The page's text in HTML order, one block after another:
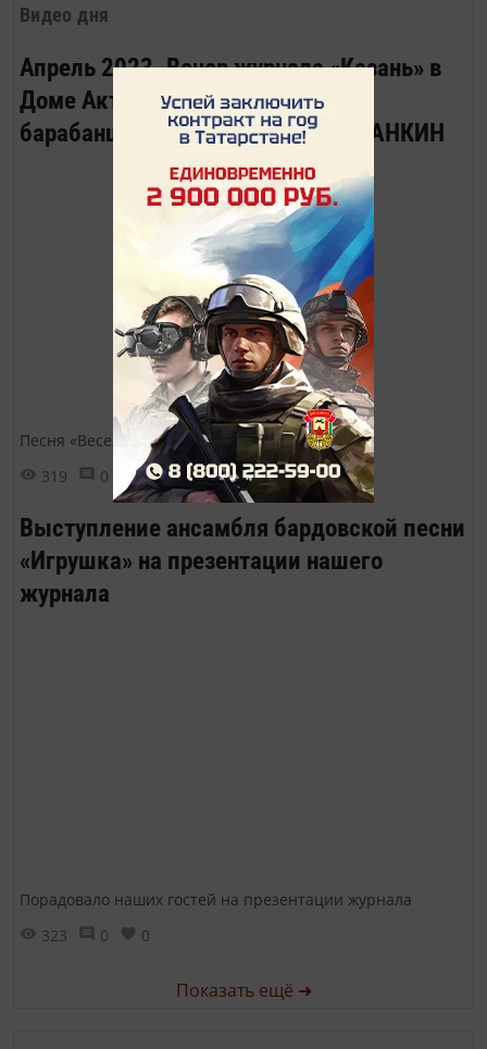
Видео дня
Апрель 2023. Вечер журнала «Казань» в
Доме Актёра. Песню «Весёлый
барабанщик» исполняет Роман ЛАНКИН
Песня «Веселый барабанщик»
319
0 0
Выступление ансамбля бардовской песни
«Игрушка» на презентации нашего
журнала
Порадовало наших гостей на презентации журнала
323
0 0
Показать ещё ➜